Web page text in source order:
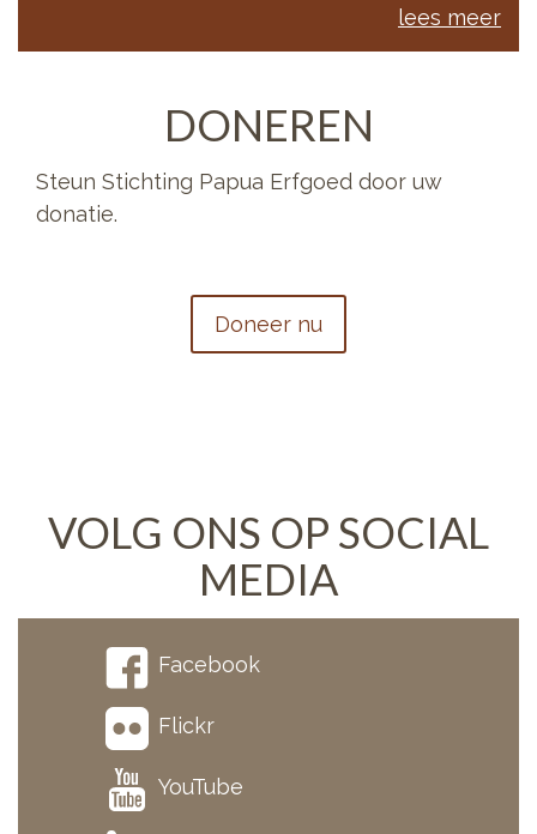
lees meer
DONEREN
Steun Stichting Papua Erfgoed door uw
donatie.
Doneer nu
VOLG ONS OP SOCIAL
MEDIA
Facebook
Flickr
YouTube